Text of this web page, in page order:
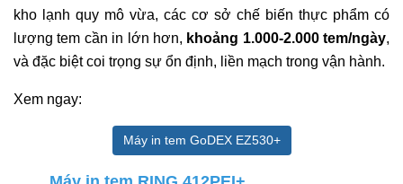
kho lạnh quy mô vừa, các cơ sở chế biến thực phẩm có
lượng tem cần in lớn hơn, khoảng 1.000-2.000 tem/ngày,
và đặc biệt coi trọng sự ổn định, liền mạch trong vận hành.
Xem ngay:
Máy in tem GoDEX EZ530+